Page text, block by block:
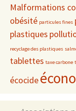
Malformations
obésité particules fines
plastiques
recyclage des plastiques
tablettes taxe carbone
écocide